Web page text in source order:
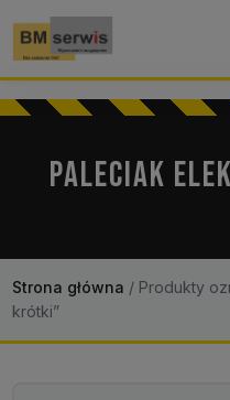
Wyszukiwarka
produktów
Kontakt
PALECIAK
Strona główna /Produkty
krótki”